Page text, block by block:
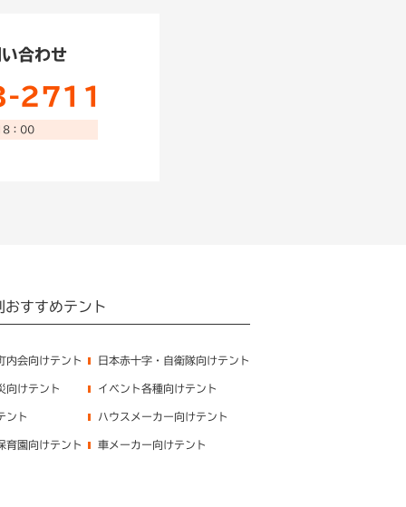
合わせ
2711
：00
おすすめテント
内会向けテント
向けテント
ント
育園向けテント
日本赤十字・自衛隊向けテント
イベント各種向けテント
ハウスメーカー向けテント
車メーカー向けテント